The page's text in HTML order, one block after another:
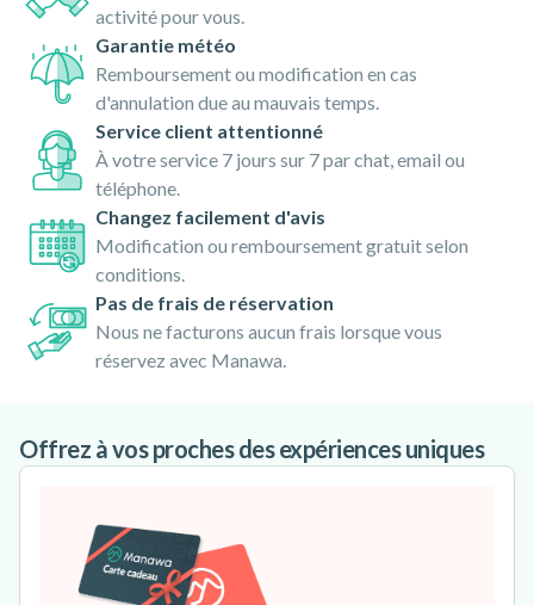
activité pour vous.
Garantie météo
Remboursement ou modification en cas
d'annulation due au mauvais temps.
Service client attentionné
À votre service 7 jours sur 7 par chat, email ou
téléphone.
Changez facilement d'avis
Modification ou remboursement gratuit selon
conditions.
Pas de frais de réservation
Nous ne facturons aucun frais lorsque vous
réservez avec Manawa.
Offrez à vos proches des expériences uniques